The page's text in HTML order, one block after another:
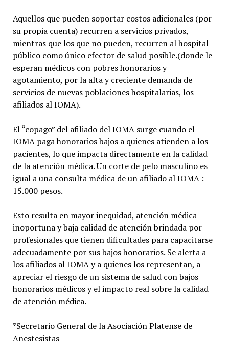
Aquellos que pueden soportar costos adicionales (por
su propia cuenta) recurren a servicios privados,
mientras que los que no pueden, recurren al hospital
público como único efector de salud posible.(donde le
esperan médicos con pobres honorarios y
agotamiento, por la alta y creciente demanda de
servicios de nuevas poblaciones hospitalarias, los
afiliados al IOMA).
El “copago” del afiliado del IOMA surge cuando el
IOMA paga honorarios bajos a quienes atienden a los
pacientes, lo que impacta directamente en la calidad
de la atención médica. Un corte de pelo masculino es
igual a una consulta médica de un afiliado al IOMA :
15.000 pesos.
Esto resulta en mayor inequidad, atención médica
inoportuna y baja calidad de atención brindada por
profesionales que tienen dificultades para capacitarse
adecuadamente por sus bajos honorarios. Se alerta a
los afiliados al IOMA y a quienes los representan, a
apreciar el riesgo de un sistema de salud con bajos
honorarios médicos y el impacto real sobre la calidad
de atención médica.
*Secretario General de la Asociación Platense de
Anestesistas